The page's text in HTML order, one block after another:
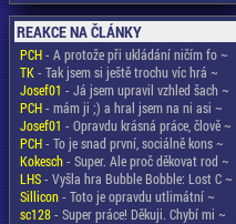
REAKCE NA ČLÁNKY
PCH- A protože při ukládání ničím fo ~
TK- Tak jsem si ještě trochu víc hrá ~
Josef01 - Já jsem upravil vzhled šach ~
PCH- mám ji ;) a hral jsem na ni asi ~
Josef01 - Opravdu krásná práce, člově ~
PCH- To je snad první, sociálně kons ~
Kokesch- Super. Ale proč děkovat rod ~
LHS- Vyšla hra Bubble Bobble: Lost C ~
Sillicon- Toto je opravdu utlimátní ~
sc128- Super práce! Děkuji. Chybí mi ~